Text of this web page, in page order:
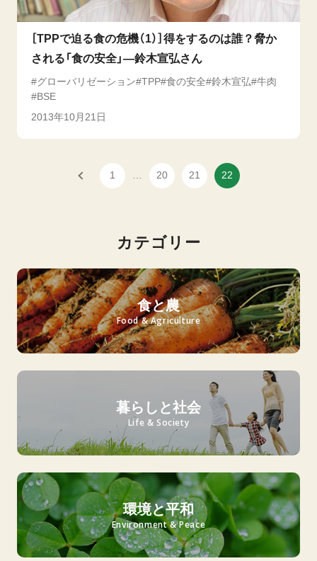
［TPPで迫る食の危機（1）］得をするのは誰？脅か
される「食の安全」―鈴木宣弘さん
グローバリゼーション TPP 食の安全 鈴木宣弘 牛肉
BSE
2013年10月21日
1 20 21 22
カテゴリー
食と農
Food & Agriculture
暮らしと社会
Life & Society
環境と平和
Environment & Peace